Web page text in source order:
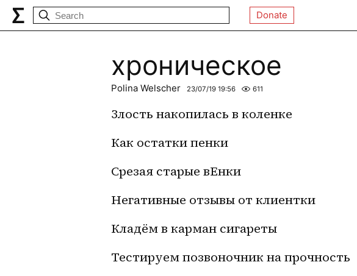
Donate
хроническое
Polina Welscher 23/07/19 19:56 611
Злость накопилась в коленке
Как остатки пенки
Срезая старые вЕнки
Негативные отзывы от клиентки
Кладём в карман сигареты
Тестируем позвоночник на прочность